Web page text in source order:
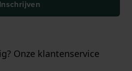
Inschrijven
Onze klantenservice